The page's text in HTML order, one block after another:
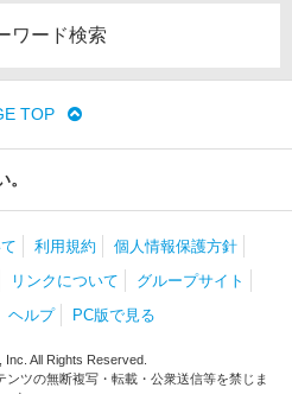
ワード検索
TOP
利用規約
個人情報保護方針
リンクについて
グループサイト
ヘルプ PC版で見る
All Rights Reserved.
ツの無断複写・転載・公衆送信等を禁じま